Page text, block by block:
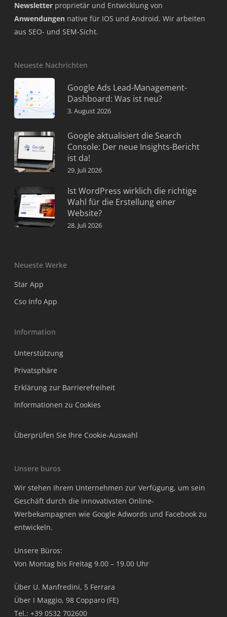
Newsletter proprietär und Entwicklung von
Anwendungen native für IOS und Android. Wir arbeiten
aus SEO- und SEM-Sicht.
Neueste Nachrichten
Google Ads Lead-Management-
Dashboard: Was ist neu?
3. August 2026
Google aktualisiert die Search
Console: Der neue Insights-Bericht
ist da!
29. Juli 2026
Ist WordPress wirklich die richtige
Wahl für die Erstellung einer
Website?
28. Juli 2026
Neueste Werke
Star App
Cso Info App
Information
Unterstützung
Privatsphäre
Erklärung zur Barrierefreiheit
Informationen zu Cookies
Überprüfen Sie Ihre Cookie-Auswahl
Unsere buros
Wir stehen Ihrem Unternehmen zur Verfügung, um sein
Geschäft durch die innovativsten Online-
Werbekampagnen wie Google Adwords und Facebook zu
entwickeln.
Unsere Büros:
Von Montag bis Freitag 9.00 – 19.00 Uhr
Über U. Manfredini, 5 Ferrara
Über I Maggio, 98 Copparo (FE)
Tel.: +39 0532 702600